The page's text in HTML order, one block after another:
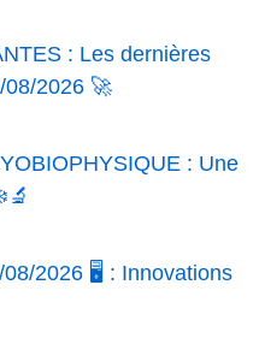
: Les dernières
08/2026 🚀
: Une
2026 🖥️ : Innovations